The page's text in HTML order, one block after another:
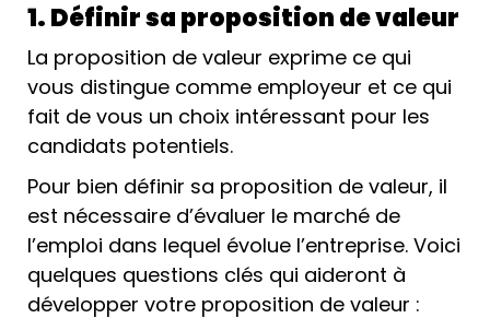
1. Définir sa proposition de valeur
La proposition de valeur exprime ce qui
vous distingue comme employeur et ce qui
fait de vous un choix intéressant pour les
candidats potentiels.
Pour bien définir sa proposition de valeur, il
est nécessaire d’évaluer le marché de
l’emploi dans lequel évolue l’entreprise. Voici
quelques questions clés qui aideront à
développer votre proposition de valeur :